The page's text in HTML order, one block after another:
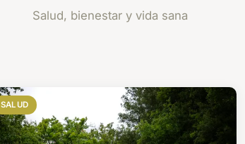
Salud, bienestar y vida sana
SALUD